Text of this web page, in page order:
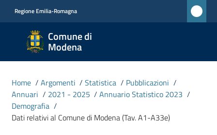
Regione Emilia-Romagna
Comune di
Modena
Comune
di
Modena
CIVICA
MONET
Home / Argomenti / Statistica / Pubblicazioni /
Annuari / 2021 - 2025 / Annuario Statistico 2023 /
Demografia /
Dati relativi al Comune di Modena (Tav. A1-A33e)